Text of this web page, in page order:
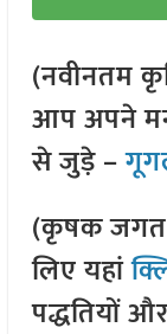
(नवीनतम
आप अपने
से जुड़े –
(कृषक जगत
लिए यहां
पद्धतियों